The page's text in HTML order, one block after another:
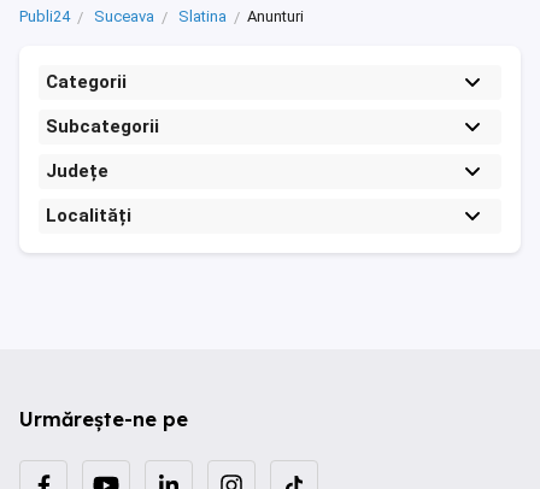
Publi24 Suceava Slatina Anunturi
Categorii
Subcategorii
Județe
Localități
Urmărește-ne pe